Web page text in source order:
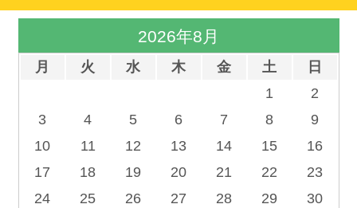
2026年8月
月 火 水 木 金 土 日
1
2
3
4 5 6 7 8
9
10
11 12 13 14 15
16
17
18 19 20 21 22
23
24
25 26 27 28 29
30